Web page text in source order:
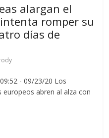
alargan el
romper su
días de
- 09/23/20 Los
europeos abren al alza con